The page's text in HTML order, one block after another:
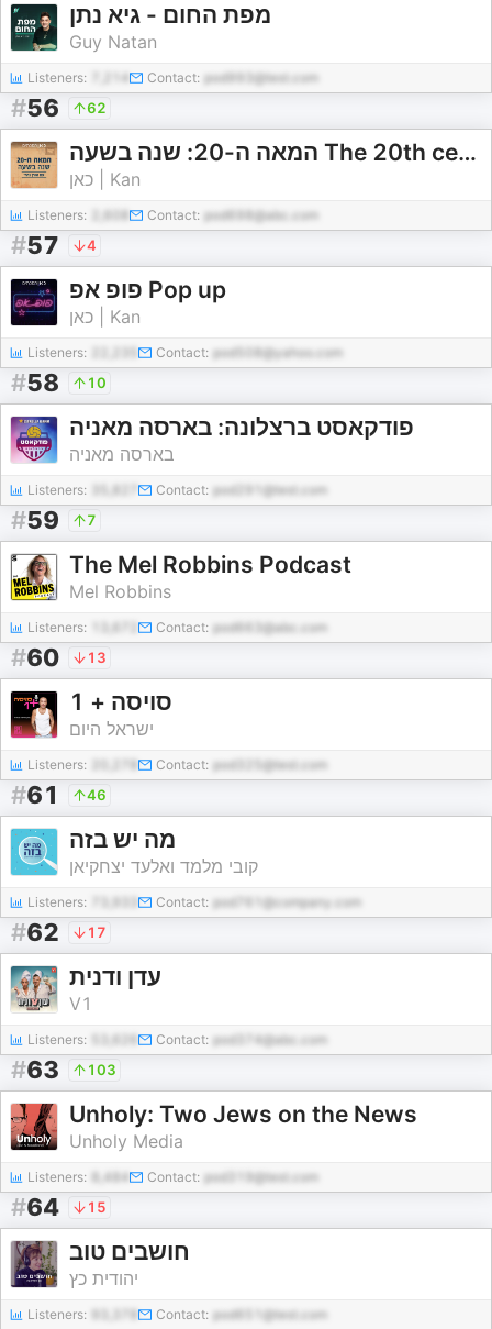
מפת החום - גיא נתן
Guy Natan
Listeners: Contact: pod993@test.com
#56 62
המאה ה-20: שנה בשעה The 20th century: a year in an hour
כאן | Kan
Listeners: Contact: pod698@abc.com
#57 4
פופ אפ Pop up
כאן | Kan
Listeners: Contact: pod508@yahoo.com
#58 10
פודקאסט ברצלונה: בארסה מאניה
בארסה מאניה
Listeners: Contact: pod291@test.com
#59 7
The Mel Robbins Podcast
Mel Robbins
Listeners: Contact: pod663@abc.com
#60 13
סויסה + 1
ישראל היום
Listeners: Contact: pod325@test.com
#61 46
מה יש בזה
קובי מלמד ואלעד יצחקיאן
Listeners: Contact: pod761@company.com
#62 17
עדן ודנית
V1
Listeners: Contact: pod374@abc.com
#63 103
Unholy: Two Jews on the News
Unholy Media
Listeners: 8,484 Contact: pod319@test.com
#64 15
חושבים טוב
יהודית כץ
Listeners: Contact: pod651@test.com